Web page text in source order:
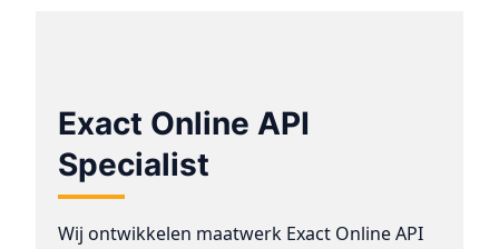
Exact Online API
Specialist
Wij ontwikkelen maatwerk Exact Online API